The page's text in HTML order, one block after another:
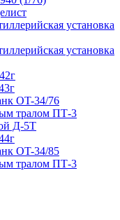
установка
установка
OT-34/76
тралом ПТ-3
Д-5Т
ОT-34/85
тралом ПТ-3